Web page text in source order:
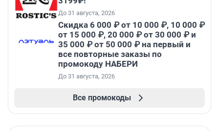
До 31 августа, 2026
Скидка 6 000 ₽ от 10 000 ₽, 10 000 ₽
от 15 000 ₽, 20 000 ₽ от 30 000 ₽ и
35 000 ₽ от 50 000 ₽ на первый и
все повторные заказы по
промокоду НАБЕРИ
До 31 августа, 2026
Все промокоды